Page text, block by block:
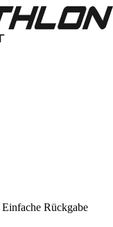
Einfache Rückgabe